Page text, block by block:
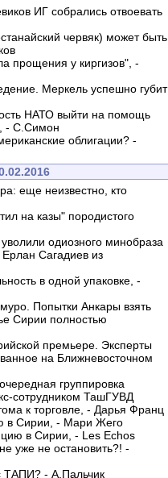
ИГ собрались отвоевать
червяк) может быть
прощения у киргизов", -
Меркель успешно губит
НАТО выйти на помощь
- С.Симон
облигации? -
еще неизвестно, кто
на казы" породистого
одиозного минобраза
Сагадиев из
в одной упаковке, -
Попытки Анкары взять
Сирии полностью
премьере. Эксперты
на Ближневосточном
группировка
сотрудником ТашГУВД
к торговле, - Дарья Франц
в Сирии, - Мари Жего
в Сирии, - Les Echos
уже не остановить?! -
ТАПИ? - А.Пальчик